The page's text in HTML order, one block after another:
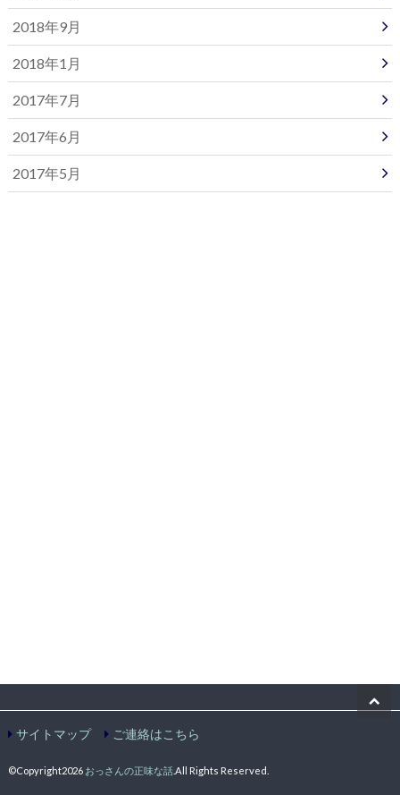
2018年9月
2018年1月
2017年7月
2017年6月
2017年5月
サイトマップ ご連絡はこちら
©Copyright2026 おっさんの正味な話.All Rights Reserved.